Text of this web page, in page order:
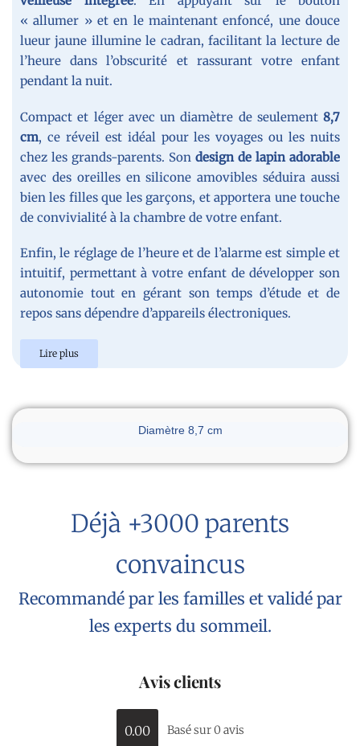
« allumer » et en le maintenant enfoncé, une douce
lueur jaune illumine le cadran, facilitant la lecture de
l’heure dans l’obscurité et rassurant votre enfant
pendant la nuit.
Compact et léger avec un diamètre de seulement 8,7
cm, ce réveil est idéal pour les voyages ou les nuits
chez les grands-parents. Son design de lapin adorable
avec des oreilles en silicone amovibles séduira aussi
bien les filles que les garçons, et apportera une touche
de convivialité à la chambre de votre enfant.
Enfin, le réglage de l’heure et de l’alarme est simple et
intuitif, permettant à votre enfant de développer son
autonomie tout en gérant son temps d’étude et de
repos sans dépendre d’appareils électroniques.
Lire plus
Dimensions du réveil
Diamètre 8,7 cm
Déjà +3000 parents
convaincus
Recommandé par les familles et validé par
les experts du sommeil.
Avis clients
0.00 Basé sur 0 avis